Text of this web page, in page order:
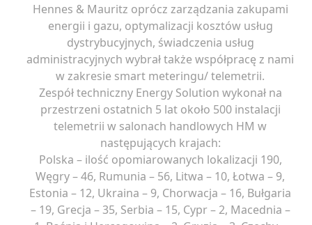
Hennes & Mauritz oprócz zarządzania zakupami
energii i gazu, optymalizacji kosztów usług
dystrybucyjnych, świadczenia usług
administracyjnych wybrał także współpracę z nami
w zakresie smart meteringu/ telemetrii.
Zespół techniczny Energy Solution wykonał na
przestrzeni ostatnich 5 lat około 500 instalacji
telemetrii w salonach handlowych HM w
następujących krajach:
Polska – ilość opomiarowanych lokalizacji 190,
Węgry – 46, Rumunia – 56, Litwa – 10, Łotwa – 9,
Estonia – 12, Ukraina – 9, Chorwacja – 16, Bułgaria
– 19, Grecja – 35, Serbia – 15, Cypr – 2, Macednia –